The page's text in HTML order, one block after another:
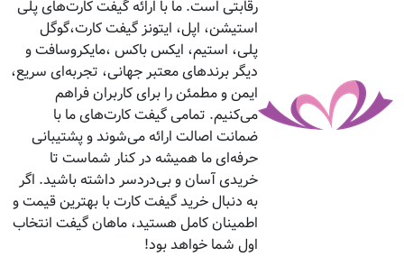
رقابتی است. ما با ارائه گیفت کارت‌های پلی
استیشن، اپل، ایتونز گیفت کارت،گوگل
پلی، استیم، ایکس باکس ،مایکروسافت و
دیگر برندهای معتبر جهانی، تجربه‌ای سریع،
ایمن و مطمئن را برای کاربران فراهم
می‌کنیم. تمامی گیفت کارت‌های ما با
ضمانت اصالت ارائه می‌شوند و پشتیبانی
حرفه‌ای ما همیشه در کنار شماست تا
خریدی آسان و بی‌دردسر داشته باشید. اگر
به دنبال خرید گیفت کارت با بهترین قیمت و
اطمینان کامل هستید، ماهان گیفت انتخاب
اول شما خواهد بود!